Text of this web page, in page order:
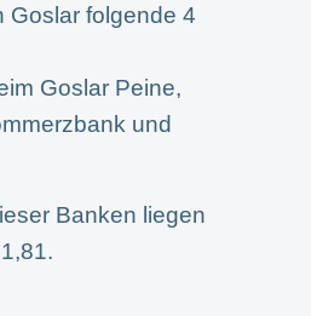
Goslar folgende 4
Goslar Peine,
und
Banken liegen